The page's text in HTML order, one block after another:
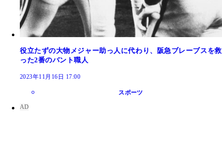
役立たずの大物メジャー助っ人に代わり、阪急ブレーブスを救
った2番のバント職人
2023年11月16日 17:00
スポーツ